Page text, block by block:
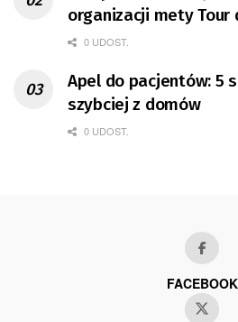
organizacji mety Tour
0 UDOST.
Apel do pacjentów: 5
szybciej z domów
0 UDOST.
FACEBOOK